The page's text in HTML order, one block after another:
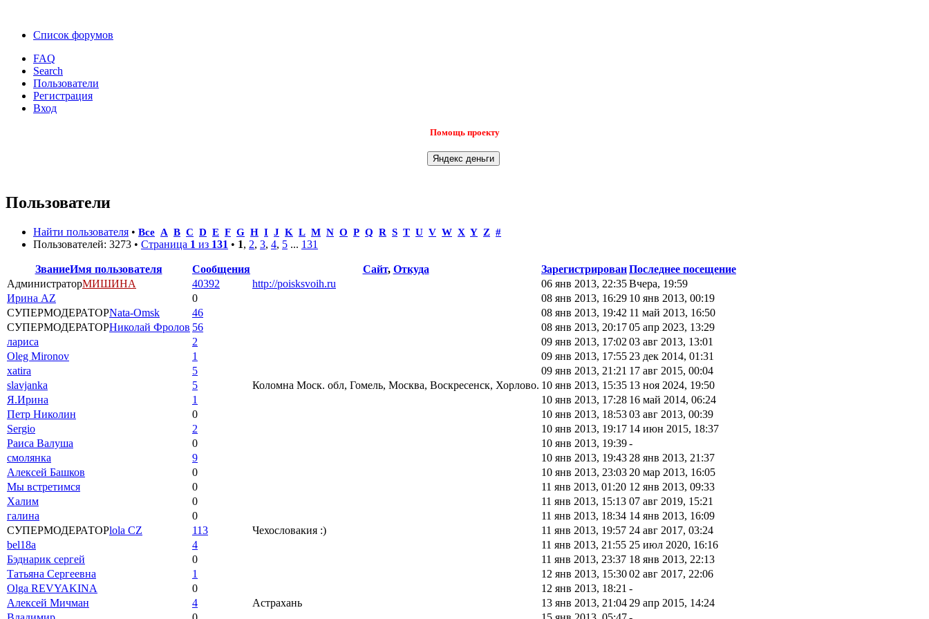
Список форумов
FAQ
Search
Пользователи
Регистрация
Вход
Помощь проекту
Пользователи
Найти пользователя • Все A B C D E F G H I J K L M N O P Q R S T U V W X Y Z #
Пользователей: 3273 • Страница 1 из 131 • 1, 2, 3, 4, 5 ... 131
ЗваниеИмя пользователя Сообщения Сайт, Откуда ЗарегистрированПоследнее посещение
АдминистраторМИШИНА 40392 http://poisksvoih.ru 06 янв 2013, 22:35Вчера, 19:59
Ирина AZ
0 08 янв 2013, 16:29 10 янв 2013, 00:19
СУПЕРМОДЕРАТОРNata-Omsk 46 08 янв 2013, 19:42 11 май 2013, 16:50
СУПЕРМОДЕРАТОРНиколай Фролов 56 08 янв 2013, 20:1705 апр 2023, 13:29
лариса
2 09 янв 2013, 17:02 03 авг 2013, 13:01
Oleg Mironov
1 09 янв 2013, 17:55 23 дек 2014, 01:31
xatira
5 09 янв 2013, 21:21 17 авг 2015, 00:04
slavjanka
5 Коломна Моск. обл, Гомель, Москва, Воскресенск, Хорлово. 10 янв 2013, 15:35 13 ноя 2024, 19:50
Я.Ирина
1 10 янв 2013, 17:28 16 май 2014, 06:24
Петр Николин
0 10 янв 2013, 18:5303 авг 2013, 00:39
Sergio
2 10 янв 2013, 19:17 14 июн 2015, 18:37
Раиса Валуша
0 10 янв 2013, 19:39-
смолянка
9 10 янв 2013, 19:43 28 янв 2013, 21:37
Алексей Башков
0 10 янв 2013, 23:03 20 мар 2013, 16:05
Мы встретимся
0 11 янв 2013, 01:20 12 янв 2013, 09:33
Халим
0 11 янв 2013, 15:13 07 авг 2019, 15:21
галина
0 11 янв 2013, 18:34 14 янв 2013, 16:09
СУПЕРМОДЕРАТОРlola CZ 113 Чехословакия :) 11 янв 2013, 19:57 24 авг 2017, 03:24
bel18a
4 11 янв 2013, 21:55 25 июл 2020, 16:16
Бэднарик сергей
0 11 янв 2013, 23:37 18 янв 2013, 22:13
Татьяна Сергеевна
1 12 янв 2013, 15:3002 авг 2017, 22:06
Olga REVYAKINA
0 12 янв 2013, 18:21 -
Алексей Мичман
4 Астрахань 13 янв 2013, 21:04 29 апр 2015, 14:24